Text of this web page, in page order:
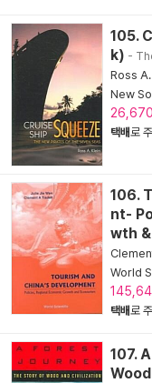
105.
k) -
Ross
New
26,670
택배로
106.
nt-
wth
World
택배로
107.